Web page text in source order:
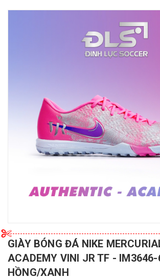
GIÀY BÓNG ĐÁ NIKE
ACADEMY VINI JR TF -
HỒNG/XANH